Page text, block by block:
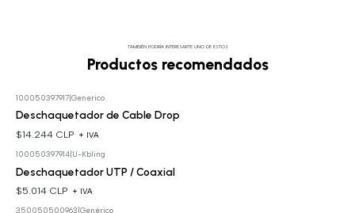
TAMBIÉN PODRÍA INTERESARTE UNO DE ESTOS
Productos recomendados
100050397917| Generico
Deschaquetador de Cable Drop
$14.244 CLP + IVA
100050397914| U-Kbling
Deschaquetador UTP / Coaxial
$5.014 CLP + IVA
350050500963 Genérico